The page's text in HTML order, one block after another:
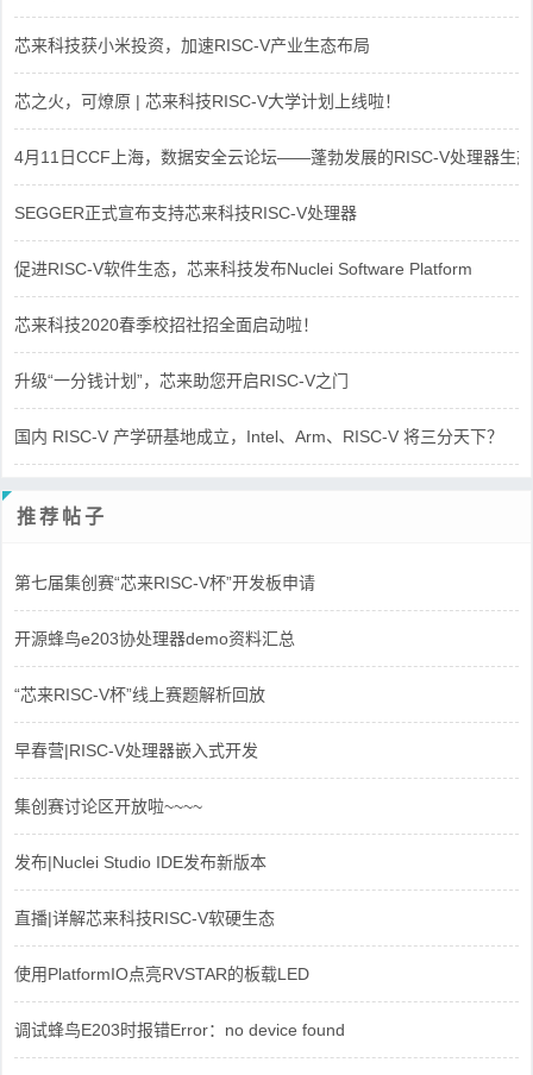
芯来科技获小米投资，加速RISC-V产业生态布局
芯之火，可燎原 | 芯来科技RISC-V大学计划上线啦！
4月11日CCF上海，数据安全云论坛——蓬勃发展的RISC-V处理器生态
SEGGER正式宣布支持芯来科技RISC-V处理器
促进RISC-V软件生态，芯来科技发布Nuclei Software Platform
芯来科技2020春季校招社招全面启动啦！
升级“一分钱计划”，芯来助您开启RISC-V之门
国内 RISC-V 产学研基地成立，Intel、Arm、RISC-V 将三分天下？
推荐帖子
第七届集创赛“芯来RISC-V杯”开发板申请
开源蜂鸟e203协处理器demo资料汇总
“芯来RISC-V杯”线上赛题解析回放
早春营|RISC-V处理器嵌入式开发
集创赛讨论区开放啦~~~~
发布|Nuclei Studio IDE发布新版本
直播|详解芯来科技RISC-V软硬生态
使用PlatformIO点亮RVSTAR的板载LED
调试蜂鸟E203时报错Error：no device found